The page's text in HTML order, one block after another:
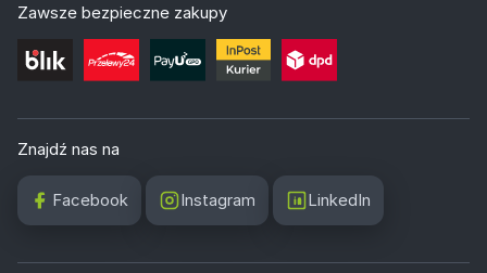
Zawsze bezpieczne zakupy
Znajdź nas na
Facebook Instagram LinkedIn